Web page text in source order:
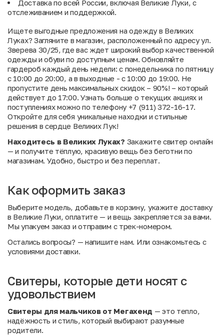
Доставка по всей России, включая Великие Луки, с
отслеживанием и поддержкой.
Ищете выгодные предложения на одежду в Великих
Луках? Загляните в магазин, расположенный по адресу ул.
Зверева 30/25, где вас ждет широкий выбор качественной
одежды и обуви по доступным ценам. Обновляйте
гардероб каждый день недели: с понедельника по пятницу
с 10:00 до 20:00, а в выходные - с 10:00 до 19:00. Не
пропустите день максимальных скидок – 90%! – который
действует до 17:00. Узнать больше о текущих акциях и
поступлениях можно по телефону +7 (911) 372-16-17.
Откройте для себя уникальные находки и стильные
решения в сердце Великих Лук!
Находитесь в Великих Луках? Закажите свитер онлайн
— и получите тёплую, красивую вещь без беготни по
магазинам. Удобно, быстро и без переплат.
Как оформить заказ
Выберите модель, добавьте в корзину, укажите доставку
в Великие Луки, оплатите — и вещь закрепляется за вами.
Мы упакуем заказ и отправим с трек-номером.
Остались вопросы? — напишите нам. Или ознакомьтесь с
условиями доставки.
Свитеры, которые дети носят с
удовольствием
Свитеры для мальчиков от Мегахенд — это тепло,
надёжность и стиль, который выбирают разумные
родители.